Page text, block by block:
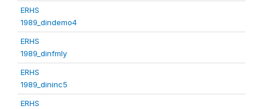
ERHS
1989_dindemo4
ERHS
1989_dinfmly
ERHS
1989_dininc5
ERHS